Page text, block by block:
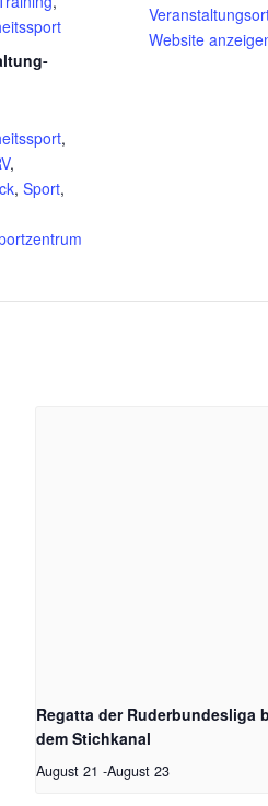
,
,
, Sport,
Website
Regatta der Ruderbundesliga
dem Stichkanal
August 21 -August 23